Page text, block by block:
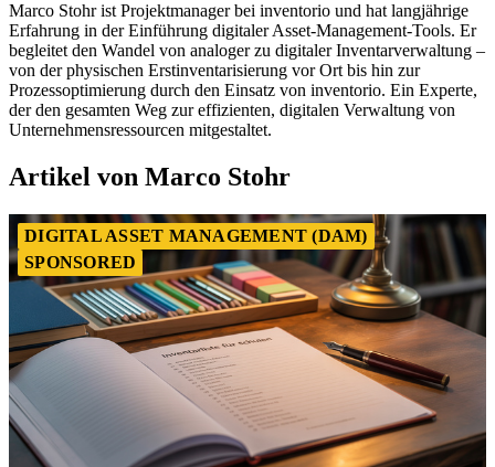
Marco Stohr ist Projektmanager bei inventorio und hat langjährige
Erfahrung in der Einführung digitaler Asset-Management-Tools. Er
begleitet den Wandel von analoger zu digitaler Inventarverwaltung –
von der physischen Erstinventarisierung vor Ort bis hin zur
Prozessoptimierung durch den Einsatz von inventorio. Ein Experte,
der den gesamten Weg zur effizienten, digitalen Verwaltung von
Unternehmensressourcen mitgestaltet.
Artikel von Marco Stohr
DIGITAL ASSET MANAGEMENT (DAM)
SPONSORED